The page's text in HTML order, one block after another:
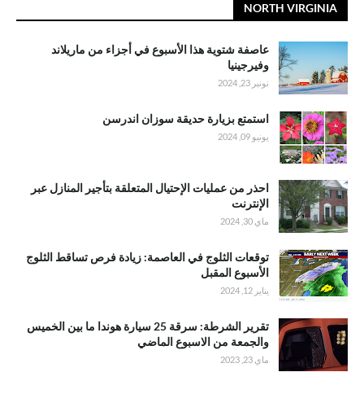
NORTH VIRGINIA
عاصفة شتوية هذا الأسبوع في أجزاء من ماريلاند
وفيرجينيا
نونبر 23, 2024
استمتع بزيارة حديقة سوزان اندرسن
يونيو 09, 2024
احذر من عمليات الإحتيال المتعلقة بتأجير المنازل عبر
الإنترنت
ماي 30, 2024
توقعات الثلوج في العاصمة: زيادة فرص تساقط الثلوج
الأسبوع المقبل
يناير 12, 2024
تقرير الشرطة: سرقة 25 سيارة هوندا ما بين الخميس
والجمعة من الاسبوع الماضي
ماي 23, 2023